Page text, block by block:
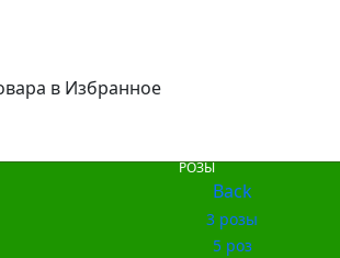
в Избранное
РОЗЫ
Back
3 розы
5 роз